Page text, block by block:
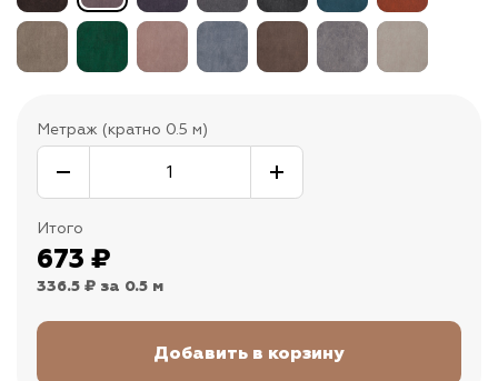
Метраж (кратно 0.5 м)
Итого
673 ₽
336.5 ₽ за 0.5 м